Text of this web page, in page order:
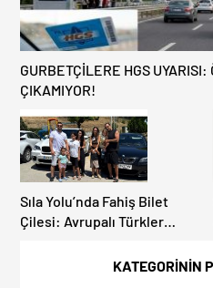
KATEGORİNİN
GURBETÇİLERE HGS
ÇIKAMIYOR!
Sıla Yolu’nda Fahiş Bilet
Çilesi: Avrupalı Türkler
Gümrükler Kilitlendi!